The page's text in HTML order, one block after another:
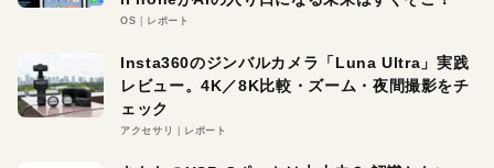
OS レポート
Insta360のジンバルカメラ「Luna Ultra」実践
レビュー。4K／8K比較・ズーム・夜間撮影をチ
ェック
アクセサリ レポート